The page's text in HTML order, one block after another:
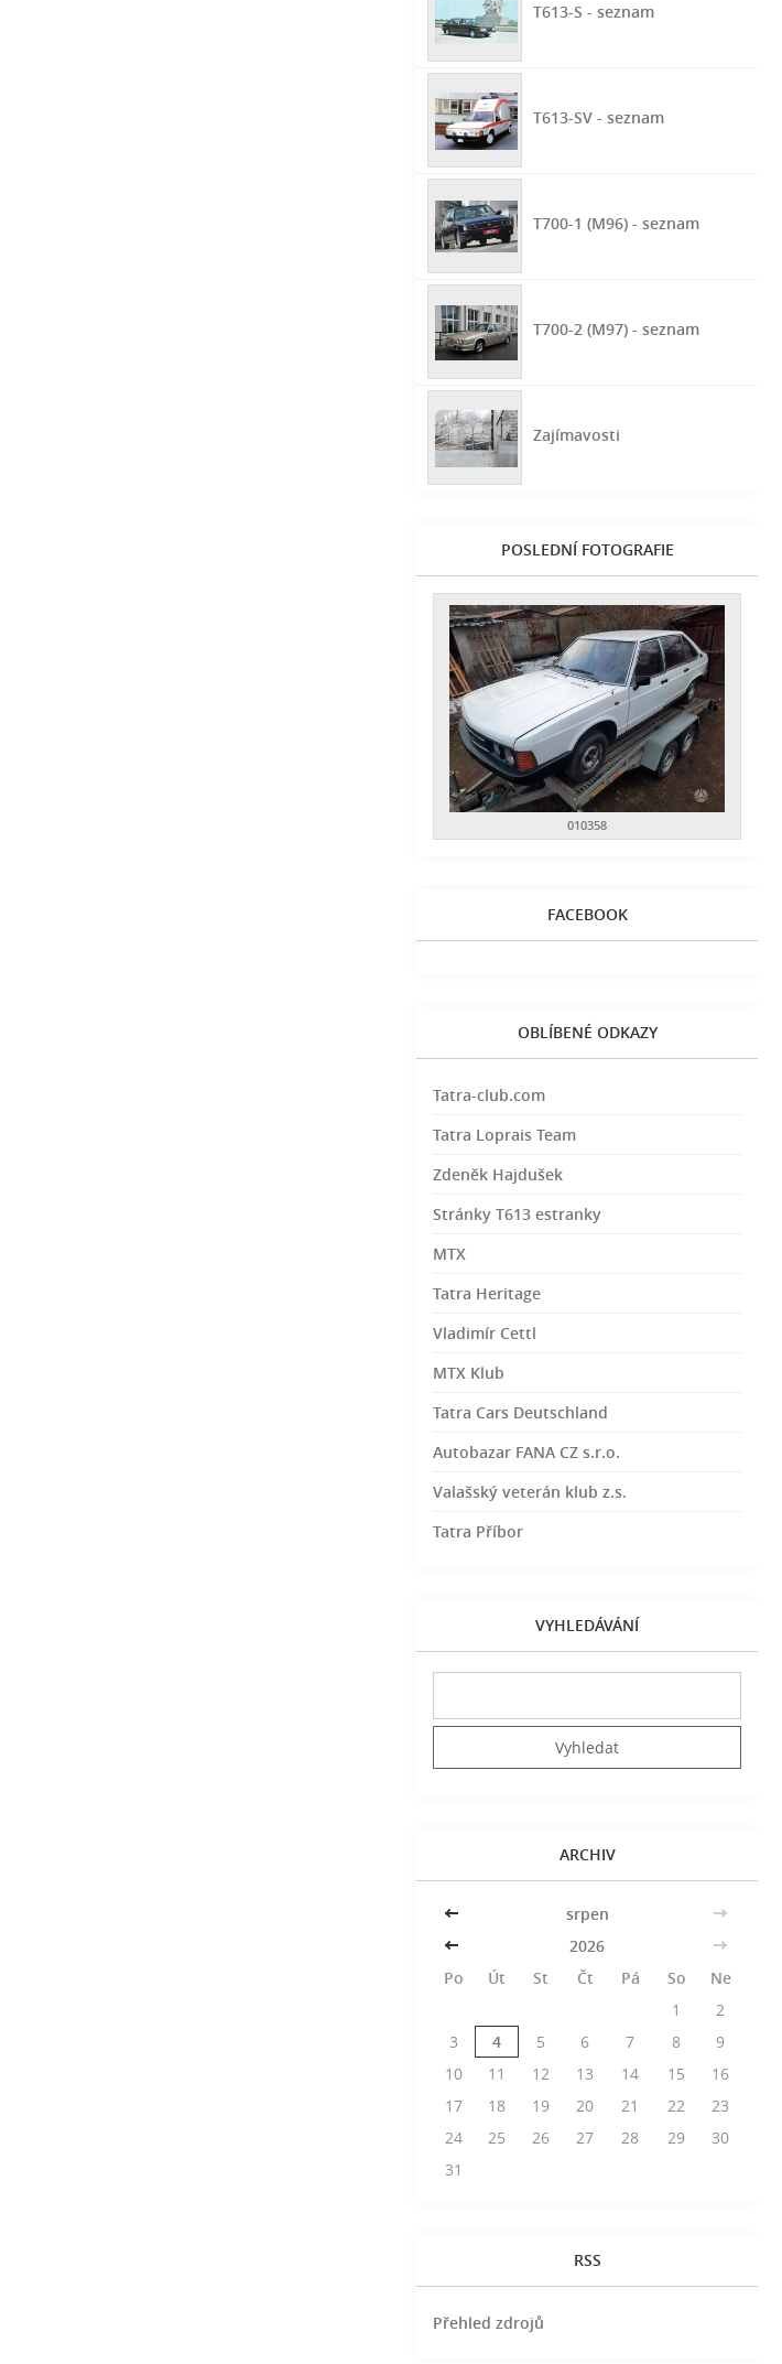
T613-S - seznam
T613-SV - seznam
T700-1 (M96) - seznam
T700-2 (M97) - seznam
Zajímavosti
POSLEDNÍ FOTOGRAFIE
010358
FACEBOOK
OBLÍBENÉ ODKAZY
Tatra-club.com
Tatra Loprais Team
Zdeněk Hajdušek
Stránky T613 estranky
MTX
Tatra Heritage
Vladimír Cettl
MTX Klub
Tatra Cars Deutschland
Autobazar FANA CZ s.r.o.
Valašský veterán klub z.s.
Tatra Příbor
VYHLEDÁVÁNÍ
ARCHIV
<< srpen
>>
<<
2026
>>
Po
Út St Čt Pá So
Ne
1
2
3
4 5 6 7 8
9
10
11 12 13 14 15
16
17
18 19 20 21 22
23
24
25 26 27 28 29
30
31
RSS
Přehled zdrojů